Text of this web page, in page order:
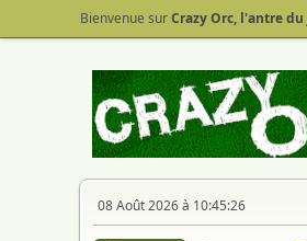
Bienvenue surCrazy Orc, l'antre
08 Août 2026 à 10:45:26